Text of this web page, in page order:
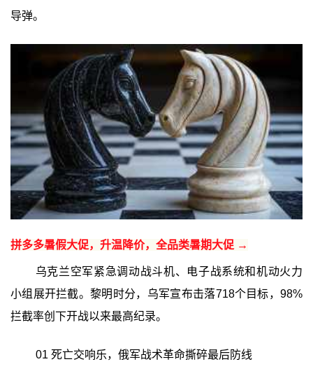
导弹。
拼多多暑假大促，升温降价，全品类暑期大促 →
乌克兰空军紧急调动战斗机、电子战系统和机动火力
小组展开拦截。黎明时分，乌军宣布击落718个目标，98%
拦截率创下开战以来最高纪录。
01 死亡交响乐，俄军战术革命撕碎最后防线